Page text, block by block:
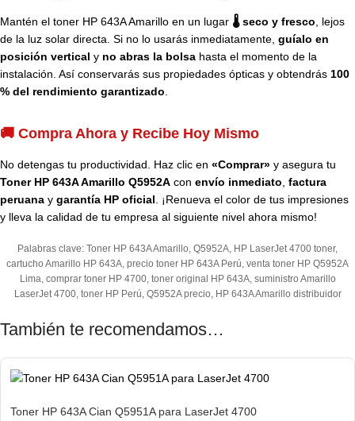
Mantén el toner HP 643A Amarillo en un lugar 🌡️ seco y fresco, lejos
de la luz solar directa. Si no lo usarás inmediatamente, guíalo en
posición vertical y no abras la bolsa hasta el momento de la
instalación. Así conservarás sus propiedades ópticas y obtendrás 100
% del rendimiento garantizado.
🚚 Compra Ahora y Recibe Hoy Mismo
No detengas tu productividad. Haz clic en «Comprar» y asegura tu
Toner HP 643A Amarillo Q5952A con envío inmediato, factura
peruana y garantía HP oficial. ¡Renueva el color de tus impresiones
y lleva la calidad de tu empresa al siguiente nivel ahora mismo!
Palabras clave: Toner HP 643A Amarillo, Q5952A, HP LaserJet 4700 toner,
cartucho Amarillo HP 643A, precio toner HP 643A Perú, venta toner HP Q5952A
Lima, comprar toner HP 4700, toner original HP 643A, suministro Amarillo
LaserJet 4700, toner HP Perú, Q5952A precio, HP 643A Amarillo distribuidor
También te recomendamos…
Toner HP 643A Cian Q5951A para LaserJet 4700